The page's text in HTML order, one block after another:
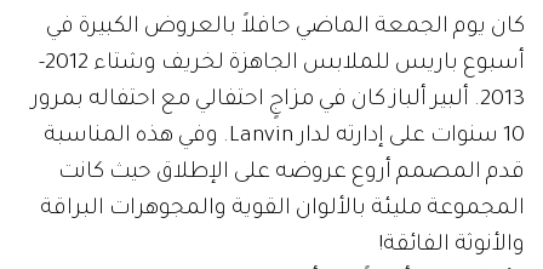
كان يوم الجمعة الماضي حافلاً بالعروض الكبيرة في
أسبوع باريس للملابس الجاهزة لخريف وشتاء 2012-
2013. ألبير ألباز كان في مزاجٍ احتفالي مع احتفاله بمرور
10 سنوات على إدارته لدار Lanvin. وفي هذه المناسبة
قدم المصمم أروع عروضه على الإطلاق حيث كانت
المجموعة مليئة بالألوان القوية والمجوهرات البراقة
والأنوثة الفائقة!